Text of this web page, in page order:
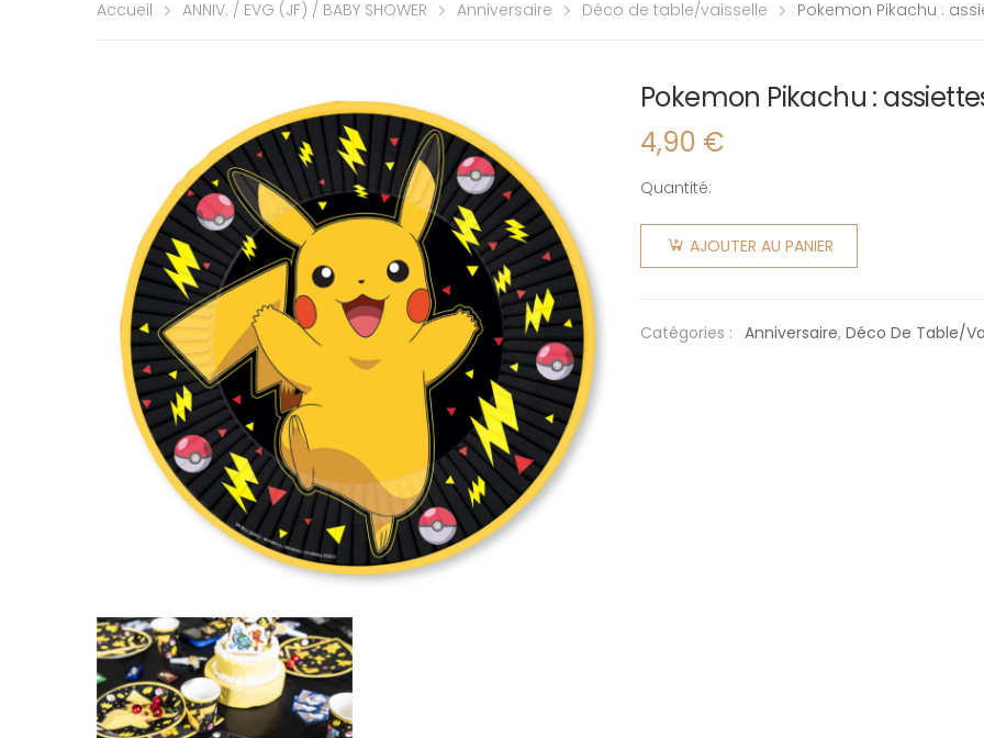
Accueil ANNIV. / EVG (JF) / BABY SHOWER Anniversaire Déco de table/vaisselle Pokemon Pikachu :
Pokemon Pikachu :
4,90 €
Quantité:
quantité
de
Pokemon
AJOUTER AU PANIER
Catégories : Anniversaire, Déco De Table/